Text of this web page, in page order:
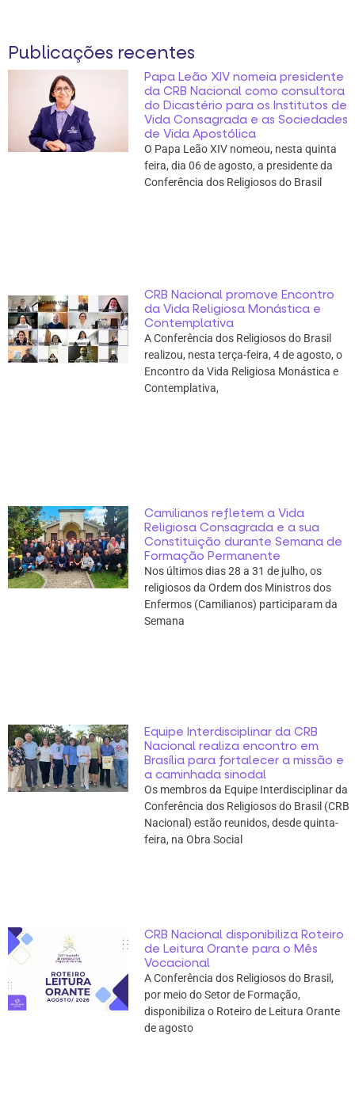
Publicações recentes
Papa Leão XIV nomeia presidente
da CRB Nacional como consultora
do Dicastério para os Institutos de
Vida Consagrada e as Sociedades
de Vida Apostólica
O Papa Leão XIV nomeou, nesta quinta
feira, dia 06 de agosto, a presidente da
Conferência dos Religiosos do Brasil
CRB Nacional promove Encontro
da Vida Religiosa Monástica e
Contemplativa
A Conferência dos Religiosos do Brasil
realizou, nesta terça-feira, 4 de agosto, o
Encontro da Vida Religiosa Monástica e
Contemplativa,
Camilianos refletem a Vida
Religiosa Consagrada e a sua
Constituição durante Semana de
Formação Permanente
Nos últimos dias 28 a 31 de julho, os
religiosos da Ordem dos Ministros dos
Enfermos (Camilianos) participaram da
Semana
Equipe Interdisciplinar da CRB
Nacional realiza encontro em
Brasília para fortalecer a missão e
a caminhada sinodal
Os membros da Equipe Interdisciplinar da
Conferência dos Religiosos do Brasil (CRB
Nacional) estão reunidos, desde quinta-
feira, na Obra Social
CRB Nacional disponibiliza Roteiro
de Leitura Orante para o Mês
Vocacional
A Conferência dos Religiosos do Brasil,
por meio do Setor de Formação,
disponibiliza o Roteiro de Leitura Orante
de agosto